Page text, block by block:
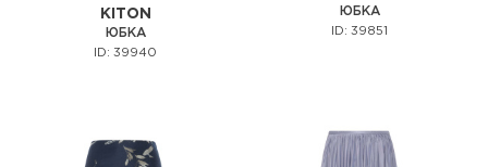
KITON
ЮБКА
ID: 39940
ЮБКА
ID: 39851